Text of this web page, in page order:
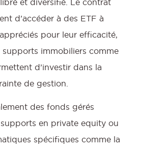
d’accéder à des ETF à
pour leur efficacité,
supports immobiliers comme
d’investir dans la
de gestion.
des fonds gérés
en private equity ou
spécifiques comme la